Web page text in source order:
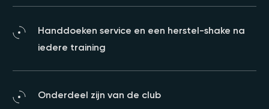
Handdoeken service en een herstel-shake na
iedere training
Onderdeel zijn van de club